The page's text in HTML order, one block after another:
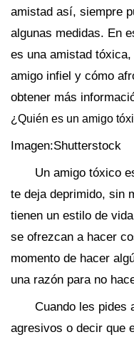
amistad así, siempre
algunas medidas. En
es una amistad
amigo infiel y cómo
obtener más
¿Quién es un amigo
Imagen:Shutterstock
Un amigo tóxico
te deja deprimido, sin
tienen un estilo de
se ofrezcan a hacer
momento de hacer
una razón para no
Cuando les pides
agresivos o decir que